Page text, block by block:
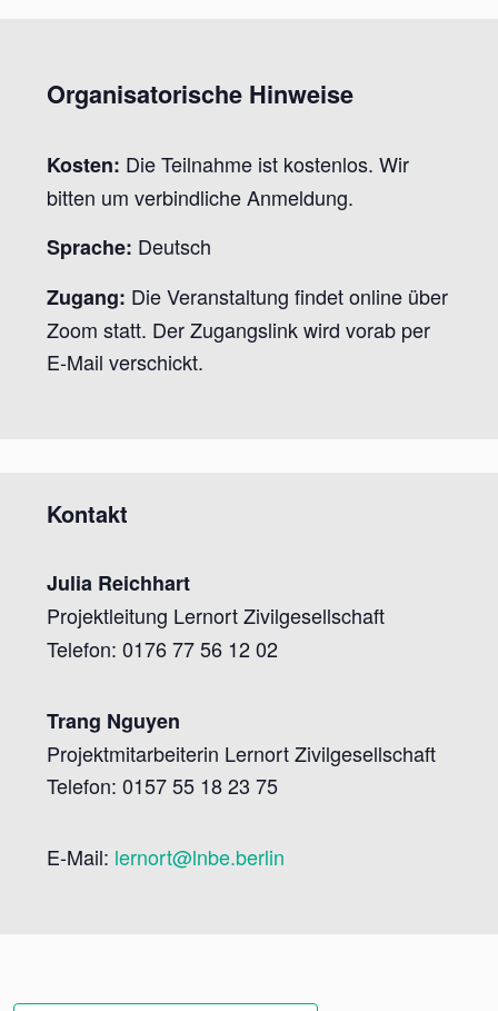
Organisatorische Hinweise
Kosten: Die Teilnahme ist kostenlos. Wir
bitten um verbindliche Anmeldung.
Sprache: Deutsch
Zugang: Die Veranstaltung findet online über
Zoom statt. Der Zugangslink wird vorab per
E-Mail verschickt.
Kontakt
Julia Reichhart
Projektleitung Lernort Zivilgesellschaft
Telefon: 0176 77 56 12 02
Trang Nguyen
Projektmitarbeiterin Lernort Zivilgesellschaft
Telefon: 0157 55 18 23 75
E-Mail: lernort@lnbe.berlin